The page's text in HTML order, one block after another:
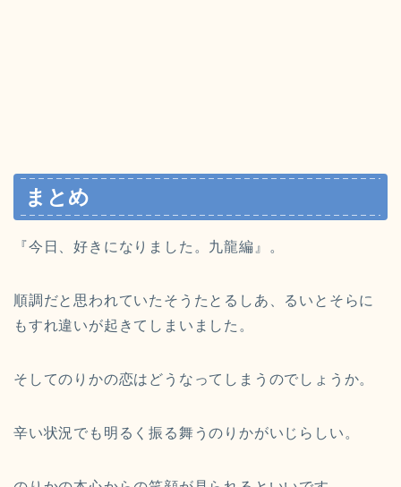
まとめ
『今日、好きになりました。九龍編』。
順調だと思われていたそうたとるしあ、るいとそらに
もすれ違いが起きてしまいました。
そしてのりかの恋はどうなってしまうのでしょうか。
辛い状況でも明るく振る舞うのりかがいじらしい。